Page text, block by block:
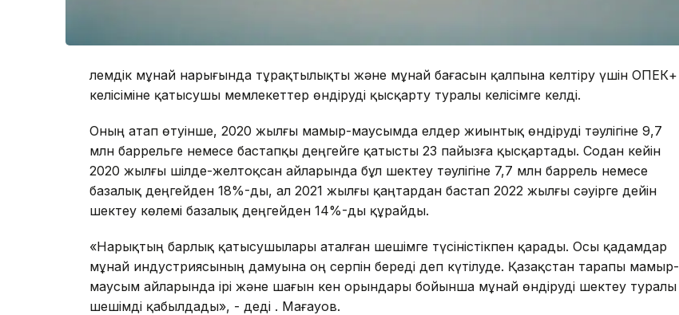
Әлемдік мұнай нарығында тұрақтылықты және мұнай бағасын қалпына келтіру үшін ОПЕК+
келісіміне қатысушы мемлекеттер өндіруді қысқарту туралы келісімге келді.
Оның атап өтуінше, 2020 жылғы мамыр-маусымда елдер жиынтық өндіруді тәулігіне 9,7
млн баррельге немесе бастапқы деңгейге қатысты 23 пайызға қысқартады. Содан кейін
2020 жылғы шілде-желтоқсан айларында бұл шектеу тәулігіне 7,7 млн баррель немесе
базалық деңгейден 18%-ды, ал 2021 жылғы қаңтардан бастап 2022 жылғы сәуірге дейін
шектеу көлемі базалық деңгейден 14%-ды құрайды.
«Нарықтың барлық қатысушылары аталған шешімге түсіністікпен қарады. Осы қадамдар
мұнай индустриясының дамуына оң серпін береді деп күтілуде. Қазақстан тарапы мамыр-
маусым айларында ірі және шағын кен орындары бойынша мұнай өндіруді шектеу туралы
шешімді қабылдады», - деді Ә. Мағауов.